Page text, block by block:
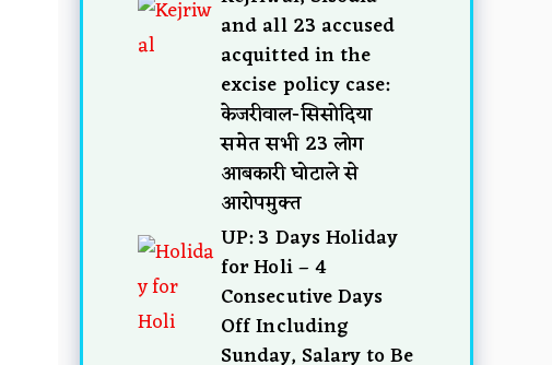
and all 23 accused
acquitted in the
excise policy case:
केजरीवाल-सिसोदिया
समेत सभी 23 लोग
आबकारी घोटाले से
आरोपमुक्त
UP: 3 Days Holiday
for Holi – 4
Consecutive Days
Off Including
Sunday, Salary to Be